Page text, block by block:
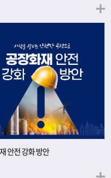
물 300억원입니다. 그렇다면 3월 개인
억원 ④ 2,000억원 이벤트 안내 응모
: 2026년 3월 4일(수) ~ 3월 9일(월) 경
피쿠폰 (60명) 참여.......
안전 강화 방안